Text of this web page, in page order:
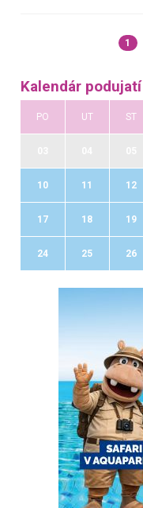
1
Kalendár podujatí
PO UT ST
10 11 12
17 18 19
24 25 26